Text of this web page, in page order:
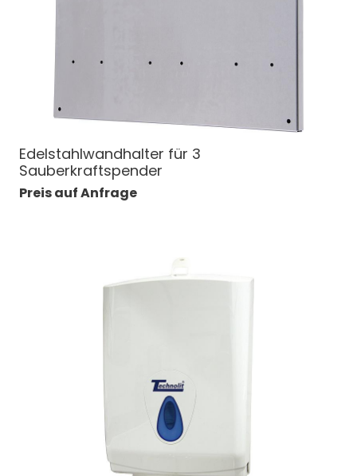
Edelstahlwandhalter für 3
Sauberkraftspender
Preis auf Anfrage